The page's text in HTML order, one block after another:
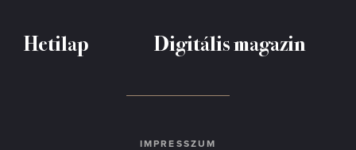
Hetilap Digitális magazin
IMPRESSZUM